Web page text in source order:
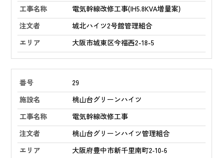
電気幹線改修工事(IH5.8KVA増量案)
城北ハイツ2号館管理組合
大阪市城東区今福西2-18-5
29
桃山台グリーンハイツ
電気幹線改修工事
桃山台グリーンハイツ管理組合
大阪府豊中市新千里南町2‑10‑6